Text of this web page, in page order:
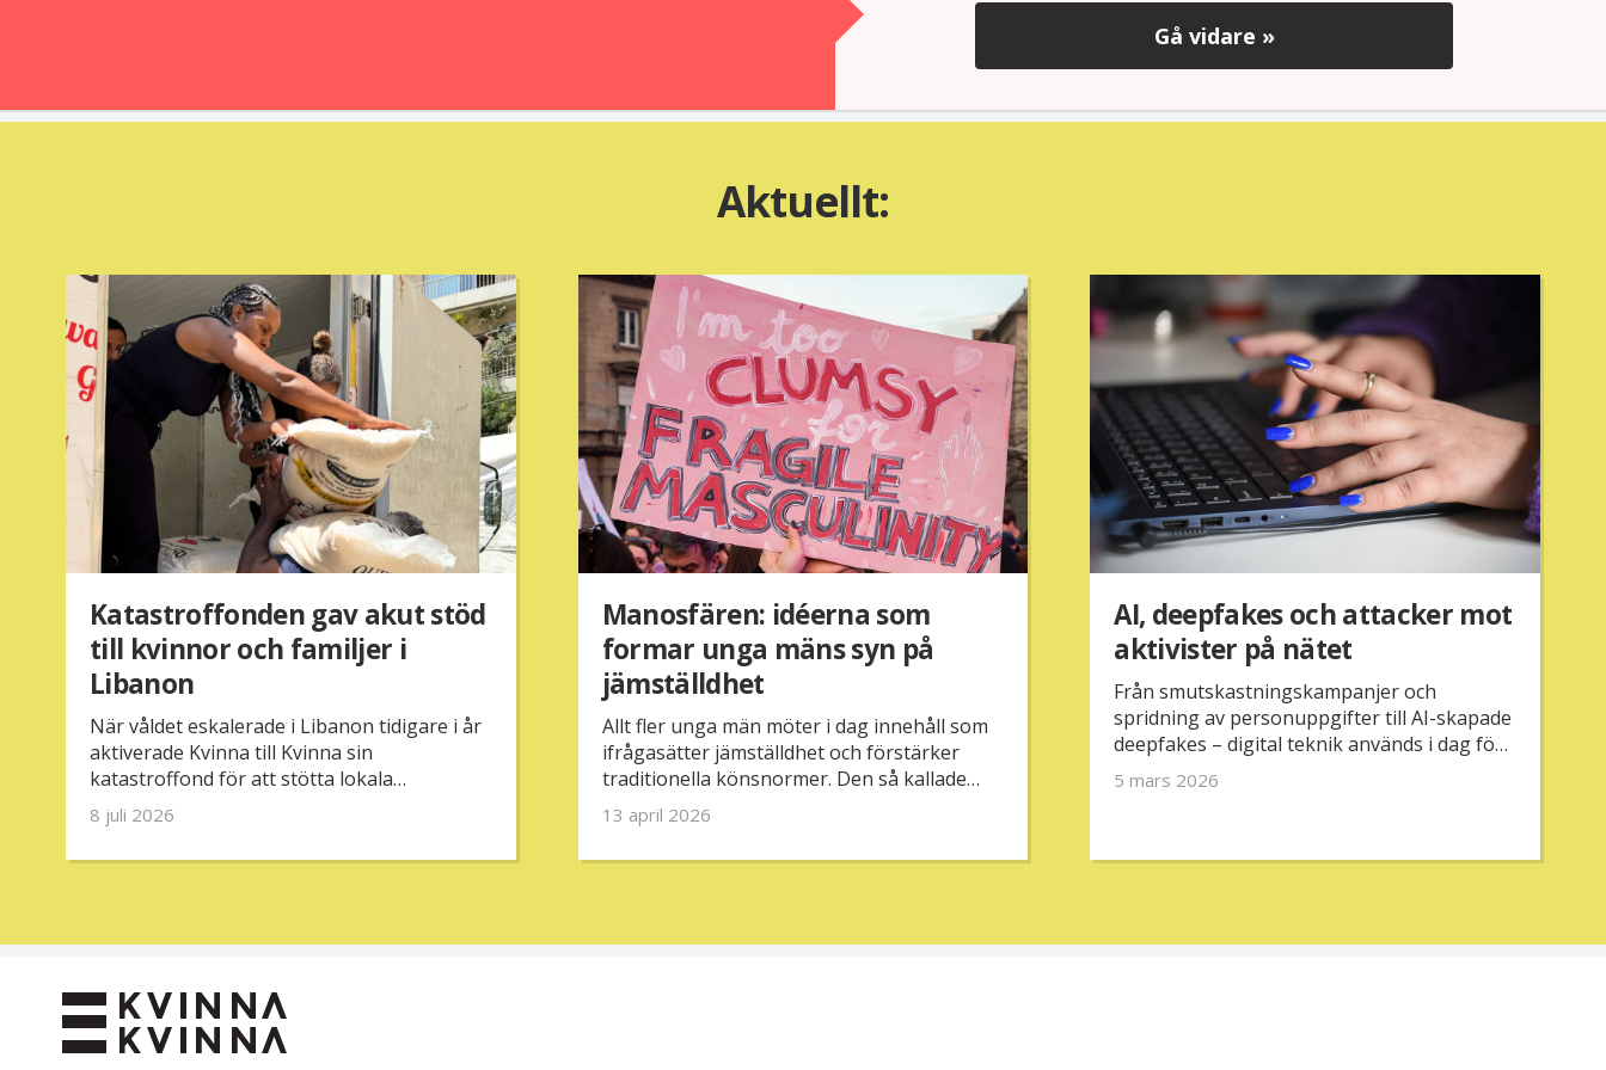
Gå vidare »
Aktuellt:
Katastroffonden gav akut stöd
till kvinnor och familjer i
Libanon
När våldet eskalerade i Libanon tidigare i år
aktiverade Kvinna till Kvinna sin
katastroffond för att stötta lokala
partnerorganisationer. Tack vare stödet
kunde tre partnerorganisationer ge akut
hjälp till över 460 utsatta familjer och mer än
8 juli 2026
Manosfären: idéerna som
formar unga mäns syn på
jämställdhet
Allt fler unga män möter i dag innehåll som
ifrågasätter jämställdhet och förstärker
traditionella könsnormer. Den så kallade
manosfären har blivit en växande del av det
digitala landskapet – men vad är det
egentligen och varför väcker den så stark
13 april 2026
AI, deepfakes och attacker mot
aktivister på nätet
Från smutskastningskampanjer och
spridning av personuppgifter till AI-skapade
deepfakes – digital teknik används i dag för
att attackera aktivister på nätet.
5 mars 2026